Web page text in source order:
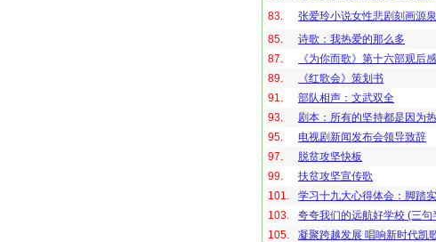
83.
张爱玲小说女性悲剧刻画源
85.
诗歌：我热爱的那么多
87.
《为你而歌》第十六部观后感
89.
《红歌会》策划书
91.
部队相声：文武双全
93.
剧本：所有的坚持都是因为
95.
电视剧新闻发布会领导致辞
97.
脱贫攻坚快板
99.
扶贫攻坚宣传歌
101.
学习十九大心得体会：脚踏
103.
夸夸我们的远航好学校 (三句
105.
凝聚跨越发展 唱响新时代凯